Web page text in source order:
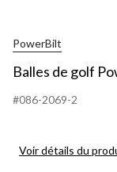
PowerBilt
Balles de golf
#086-2069-2
Voir détails du